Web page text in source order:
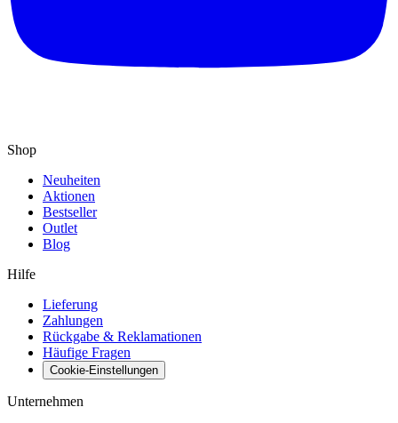
Shop
Neuheiten
Aktionen
Bestseller
Outlet
Blog
Hilfe
Lieferung
Zahlungen
Rückgabe & Reklamationen
Häufige Fragen
Cookie-Einstellungen
Unternehmen